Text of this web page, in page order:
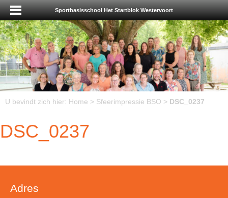
Sportbasisschool Het Startblok Westervoort
U bevindt zich hier: Home > Sfeerimpressie BSO > DSC_0237
DSC_0237
Adres